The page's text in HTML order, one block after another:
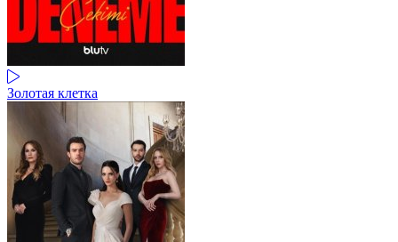
Золотая клетка